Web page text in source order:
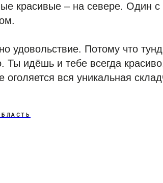
красивые – на севере. Один с
удовольствие. Потому что
Ты идёшь и тебе всегда
вся уникальная